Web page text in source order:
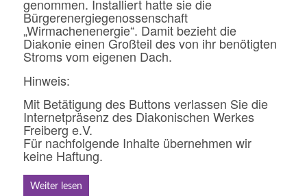
genommen. Installiert hatte sie die
Bürgerenergiegenossenschaft
„Wirmachenenergie“. Damit bezieht die
Diakonie einen Großteil des von ihr benötigten
Stroms vom eigenen Dach.
Hinweis:
Mit Betätigung des Buttons verlassen Sie die
Internetpräsenz des Diakonischen Werkes
Freiberg e.V.
Für nachfolgende Inhalte übernehmen wir
keine Haftung.
Weiter lesen